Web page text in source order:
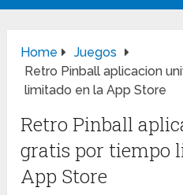
Home
Juegos
Retro Pinball aplicacion
limitado en la App Store
Retro Pinball
gratis por tiempo
App Store